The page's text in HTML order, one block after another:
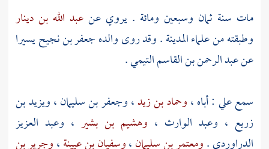
مات سنة ثمان وسبعين ومائة . يروي عن عبد الله بن دينار
وطبقته من علماءالمدينة. وقد روى والدهجعفر بن نجيحيسيرا
عنعبد الرحمن بن القاسم التيمي.
سمع علي : أباه ،وحماد بن زيد،وجعفر بن سليمان،ويزيد بن
زريع ، وعبد الوارث ، وهشيم بن بشير ، وعبد العزيز
الدراوردي.ومعتمر بن سليمان،وسفيان بن عيينة،وجرير بن